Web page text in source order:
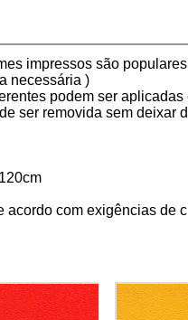
impressos são
necessária )
podem ser
ser removida sem deixar
acordo com exigências de